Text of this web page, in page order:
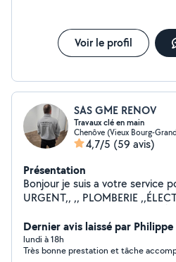
Voir le profil
SAS GME RENOV
Travaux clé en main
Chenôve (Vieux Bourg-
4,7/5 (59 avis)
Présentation
Bonjour je suis a votre service pour, ,,
URGENT,, ,, PLOMBERIE ,,ÉLECTRICITÉ ,,SERRURIER
,,POSE DE PARQUET ,,MONTAGE DES MEUBLES EN KIT
,,POSE DE CUISINE ,,CARRELAGE ,,MAÇONNERIE
,,POSE VELUX ,,POSE PORTE ET
Dernier avis laissé par
lundi à 18h
Très bonne prestation et tâche